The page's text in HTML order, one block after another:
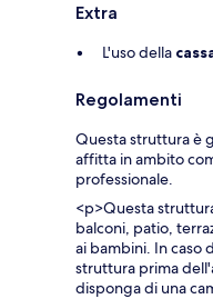
Extra
L'uso della
Regolamenti
Questa struttura è
affitta in ambito
professionale.
<p>Questa
balconi, patio,
ai bambini. In caso
struttura prima
disponga di una